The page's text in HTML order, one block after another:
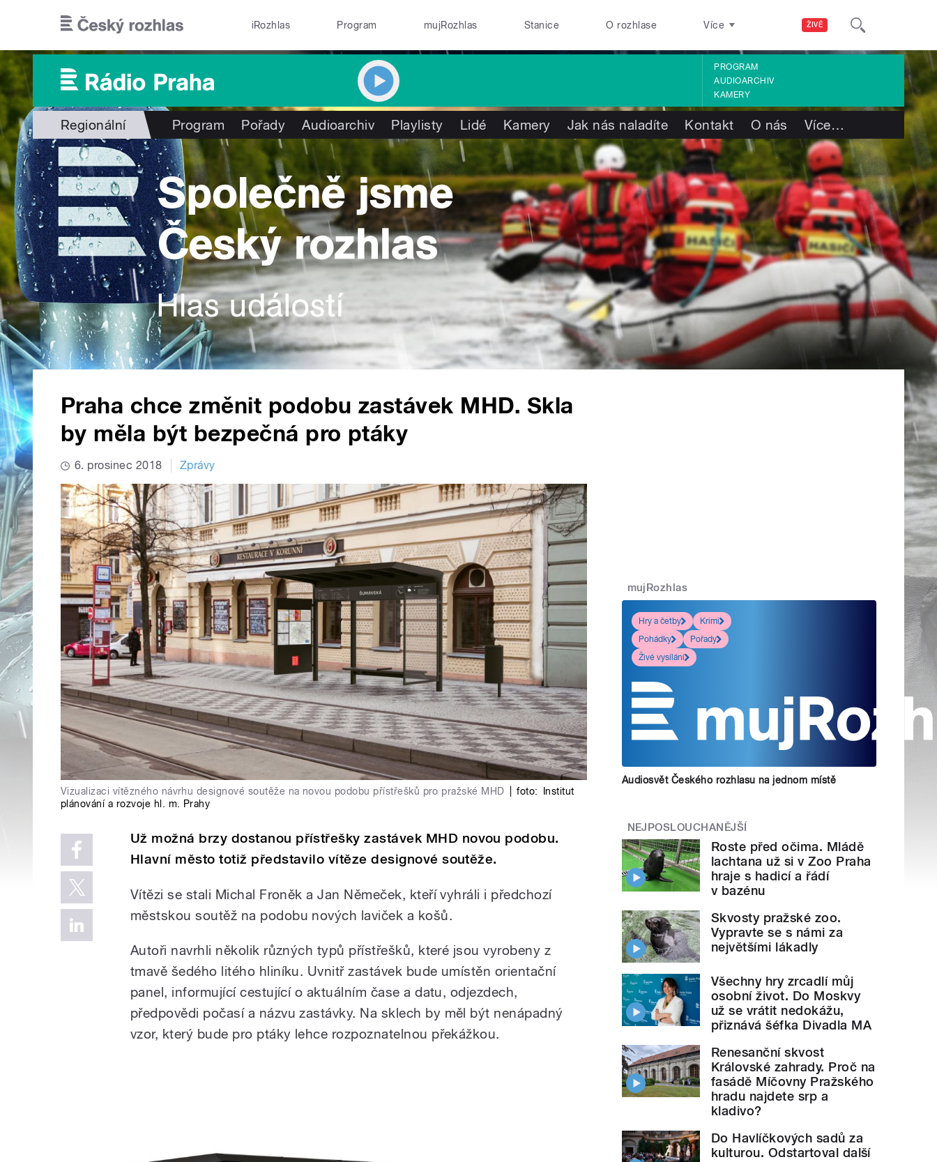
ŽIVĚ
iRozhlas Program mujRozhlas Stanice O rozhlase Více
PROGRAM
AUDIOARCHIV
KAMERY
Regionální Program Pořady Audioarchiv Playlisty Lidé Kamery Jak nás naladíte Kontakt O nás Více…
Praha chce změnit podobu zastávek MHD. Skla
by měla být bezpečná pro ptáky
6. prosinec 2018 Zprávy
Vizualizaci vítězného návrhu designové soutěže na novou podobu přístřešků pro pražské MHD foto:
Institut
plánování a rozvoje hl. m. Prahy
Už možná brzy dostanou přístřešky zastávek MHD novou podobu.
Hlavní město totiž představilo vítěze designové soutěže.
Vítězi se stali Michal Froněk a Jan Němeček, kteří vyhráli i předchozí
městskou soutěž na podobu nových laviček a košů.
Autoři navrhli několik různých typů přístřešků, které jsou vyrobeny z
tmavě šedého litého hliníku. Uvnitř zastávek bude umístěn orientační
panel, informující cestující o aktuálním čase a datu, odjezdech,
předpovědi počasí a názvu zastávky. Na sklech by měl být nenápadný
vzor, který bude pro ptáky lehce rozpoznatelnou překážkou.
mujRozhlas
Hry a četby
Krimi
Pohádky
Pořady
Živé vysílání
Audiosvět Českého rozhlasu na jednom místě
NEJPOSLOUCHANĚJŠÍ
Roste před očima. Mládě
lachtana už si v Zoo Praha
hraje s hadicí a řádí
v bazénu
Skvosty pražské zoo.
Vypravte se s námi za
největšími lákadly
Všechny hry zrcadlí můj
osobní život. Do Moskvy
už se vrátit nedokážu,
přiznává šéfka Divadla MA
Renesanční skvost
Královské zahrady. Proč na
fasádě Míčovny Pražského
hradu najdete srp a
kladivo?
Do Havlíčkových sadů za
kulturou. Odstartoval další